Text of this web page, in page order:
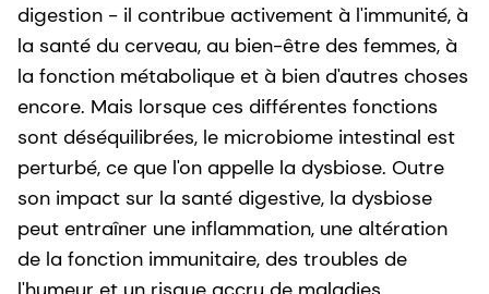
digestion - il contribue activement à l'immunité, à
la santé du cerveau, au bien-être des femmes, à
la fonction métabolique et à bien d'autres choses
encore. Mais lorsque ces différentes fonctions
sont déséquilibrées, le microbiome intestinal est
perturbé, ce que l'on appelle la dysbiose. Outre
son impact sur la santé digestive, la dysbiose
peut entraîner une inflammation, une altération
de la fonction immunitaire, des troubles de